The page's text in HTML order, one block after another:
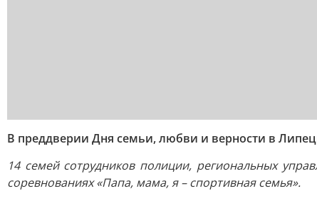
В преддверии Дня семьи, любви и верности в
14 семей сотрудников полиции, региональных
соревнованиях «Папа, мама, я – спортивная семья».